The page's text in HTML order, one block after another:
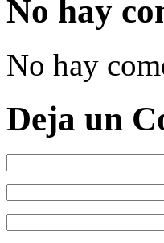
No hay
No hay
Deja un